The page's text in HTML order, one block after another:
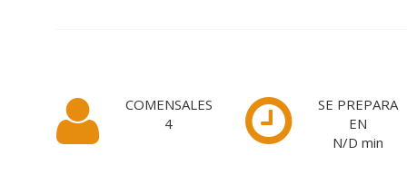
COMENSALES
4
SE PREPARA
EN
N/D min